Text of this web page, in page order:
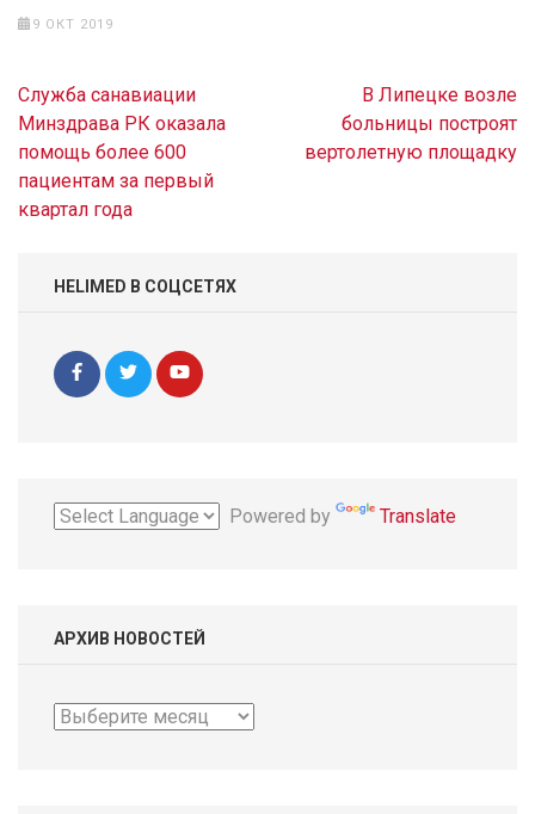
9 ОКТ 2019
Навигация
по
записям
Служба санавиации
Минздрава РК оказала
помощь более 600
пациентам за первый
квартал года
В Липецке возле
больницы построят
вертолетную площадку
HELIMED В СОЦСЕТЯХ
Powered by Translate
АРХИВ НОВОСТЕЙ
Архив